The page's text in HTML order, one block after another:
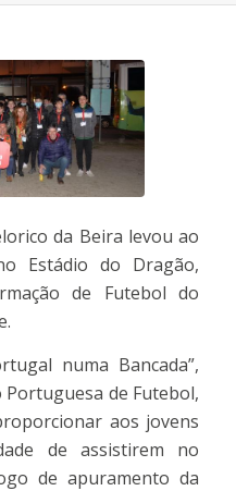
da Beira levou ao
Estádio do Dragão,
de Futebol do
numa Bancada”,
Portuguesa de Futebol,
aos jovens
de assistirem no
de apuramento da